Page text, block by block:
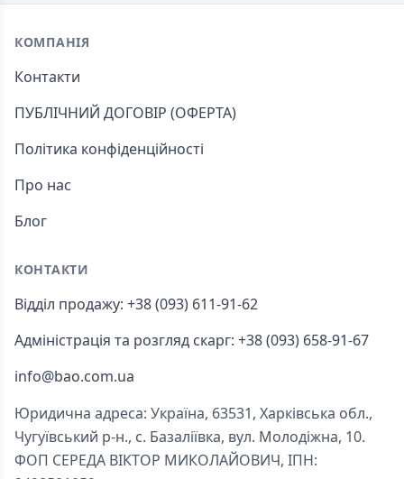
Footer
КОМПАНІЯ
Контакти
ПУБЛІЧНИЙ ДОГОВІР (ОФЕРТА)
Політика конфіденційності
Про нас
Блог
КОНТАКТИ
Відділ продажу: +38 (093) 611-91-62
Адміністрація та розгляд скарг: +38 (093) 658-91-67
info@bao.com.ua
Юридична адреса: Україна, 63531, Харківська обл.,
Чугуївський р-н., с. Базаліївка, вул. Молодіжна, 10.
ФОП СЕРЕДА ВІКТОР МИКОЛАЙОВИЧ, ІПН: